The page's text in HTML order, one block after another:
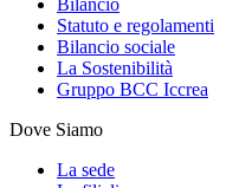
Statuto e regolamenti
Bilancio sociale
La Sostenibilità
Gruppo BCC Iccrea
Dove Siamo
La sede